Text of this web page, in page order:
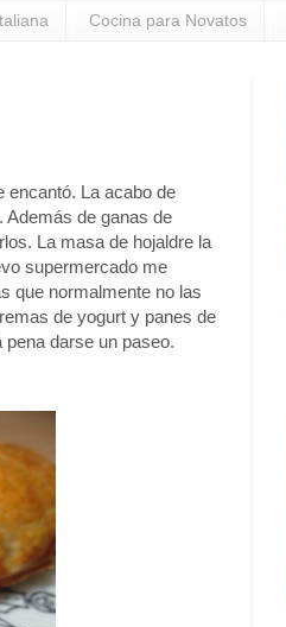
Cocina para Novatos
encantó. La acabo de
Además de ganas de
La masa de hojaldre la
supermercado me
que normalmente no las
de yogurt y panes de
darse un paseo.